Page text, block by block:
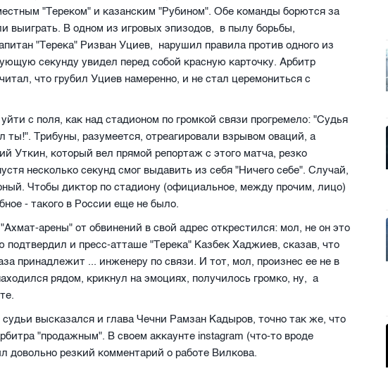
"Тереком" и казанским "Рубином". Обе команды борются за
выиграть. В одном из игровых эпизодов, в пылу борьбы,
"Терека" Ризван Уциев, нарушил правила против одного из
секунду увидел перед собой красную карточку. Арбитр
что грубил Уциев намеренно, и не стал церемониться с
с поля, как над стадионом по громкой связи прогремело: "Судья
ты!". Трибуны, разумеется, отреагировали взрывом оваций, а
Уткин, который вел прямой репортаж с этого матча, резко
несколько секунд смог выдавить из себя "Ничего себе". Случай,
Чтобы диктор по стадиону (официальное, между прочим, лицо)
- такого в России еще не было.
арены" от обвинений в свой адрес открестился: мол, не он это
и пресс-атташе "Терека" Казбек Хаджиев, сказав, что
принадлежит ... инженеру по связи. И тот, мол, произнес ее не в
рядом, крикнул на эмоциях, получилось громко, ну, а
высказался и глава Чечни Рамзан Кадыров, точно так же, что
"продажным". В своем аккаунте instagram (что-то вроде
довольно резкий комментарий о работе Вилкова.